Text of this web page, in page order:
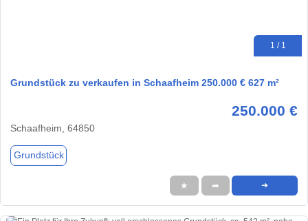
1 / 1
Grundstück zu verkaufen in Schaafheim 250.000 € 627 m²
250.000 €
Schaafheim, 64850
Grundstück
★ ➦ ➜